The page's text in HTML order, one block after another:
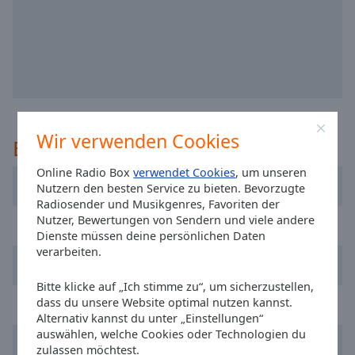
Wir verwenden Cookies
Online Radio Boxverwendet Cookies, um unseren
Nutzern den besten Service zu bieten. Bevorzugte
Radiosender und Musikgenres, Favoriten der
Nutzer, Bewertungen von Sendern und viele andere
Dienste müssen deine persönlichen Daten
verarbeiten.
Bitte klicke auf „Ich stimme zu“, um sicherzustellen,
dass du unsere Website optimal nutzen kannst.
Alternativ kannst du unter „Einstellungen“
auswählen, welche Cookies oder Technologien du
zulassen möchtest.
in-
Fullscreen
This
modal
window.
dialog
window.
Escape
Empfohlen
Radio Vidigueira
RFM
Radio Universitaria do Minho
Radio Nova Era